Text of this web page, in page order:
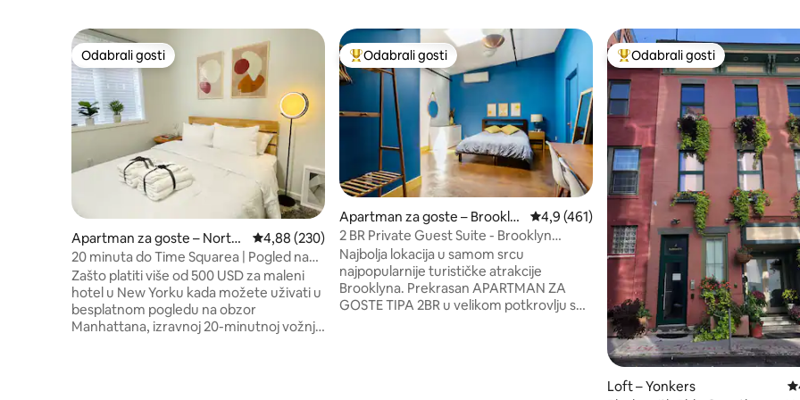
Odabrali gosti
Odabrali gosti
Apartman za goste – North
Bergen
Prosječna ocjena: 4,88/5, recenzija: 230
4,88 (230)
20 minuta do Time Squarea | Pogled na
gradske vizure New Yorka i parkiralište
Zašto platiti više od 500 USD za maleni
hotel u New Yorku kada možete uživati u
besplatnom pogledu na obzor
Manhattana, izravnoj 20-minutnoj vožnji
Među najviše rangiranima s oznakom „Odabrali gosti”
Odabrali gosti
Apartman za goste – Brookly
n
Prosječna ocjena: 4,9/5, recenzija: 461
4,9 (461)
2 BR Private Guest Suite - Brooklyn
Bridge Loft
Najbolja lokacija u samom srcu
najpopularnije turističke atrakcije
Brooklyna. Prekrasan APARTMAN ZA
GOSTE TIPA 2BR u velikom potkrovlju s
Među najviše rangiranima s
Odabrali gosti
Loft – Yonkers